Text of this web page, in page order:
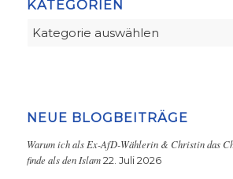
KATEGORIEN
Kategorien
NEUE BLOGBEITRÄGE
Warum ich als Ex-AfD-Wählerin & Christin das
finde als den Islam 22. Juli 2026